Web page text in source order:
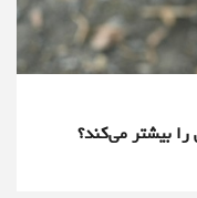
را بیشتر می‌کند؟